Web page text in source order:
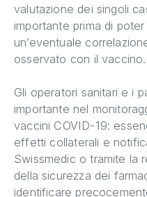
valutazione dei singoli
importante prima di
un’eventuale
osservato con il vaccino.
Gli operatori sanitari e i
importante nel
vaccini COVID-19:
effetti collaterali e
Swissmedic o tramite la
della sicurezza dei
identificare